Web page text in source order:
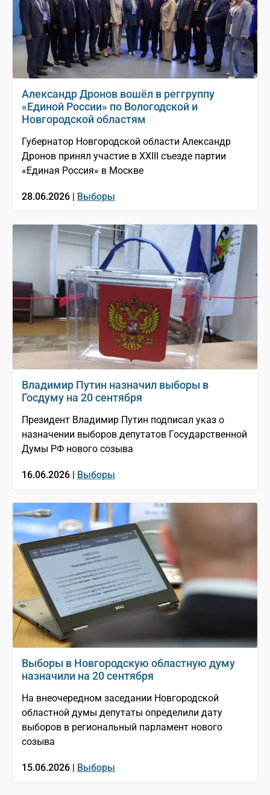
Александр Дронов вошёл в реггруппу
«Единой России» по Вологодской и
Новгородской областям
Губернатор Новгородской области Александр
Дронов принял участие в XXIII съезде партии
«Единая Россия» в Москве
28.06.2026 | Выборы
Владимир Путин назначил выборы в
Госдуму на 20 сентября
Президент Владимир Путин подписал указ о
назначении выборов депутатов Государственной
Думы РФ нового созыва
16.06.2026 | Выборы
Выборы в Новгородскую областную думу
назначили на 20 сентября
На внеочередном заседании Новгородской
областной думы депутаты определили дату
выборов в региональный парламент нового
созыва
15.06.2026 | Выборы